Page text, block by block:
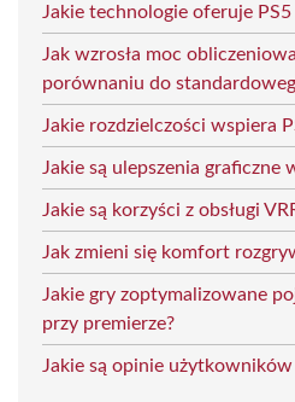
Jakie technologie oferuje PS5
Jak wzrosła moc
porównaniu do
Jakie rozdzielczości wspiera
Jakie są ulepszenia graficzne
Jakie są korzyści z obsługi
Jak zmieni się komfort
Jakie gry zoptymalizowane
przy premierze?
Jakie są opinie